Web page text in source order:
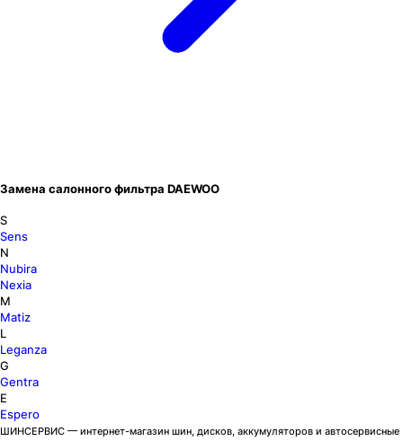
Замена салонного фильтра DAEWOO
S
Sens
N
Nubira
Nexia
M
Matiz
L
Leganza
G
Gentra
E
Espero
ШИНСЕРВИС — интернет-магазин шин, дисков, аккумуляторов и автосервисные